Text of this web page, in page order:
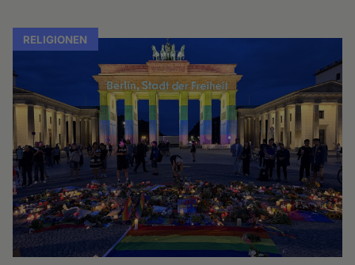
RELIGIONEN